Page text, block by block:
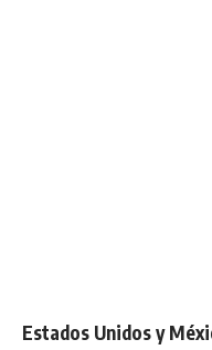
Estados Unidos y